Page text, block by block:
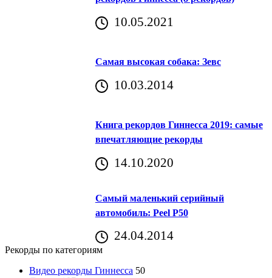
10.05.2021
Самая высокая собака: Зевс
10.03.2014
Книга рекордов Гиннесса 2019: самые
впечатляющие рекорды
14.10.2020
Самый маленький серийный
автомобиль: Peel P50
24.04.2014
Рекорды по категориям
Видео рекорды Гиннесса 50